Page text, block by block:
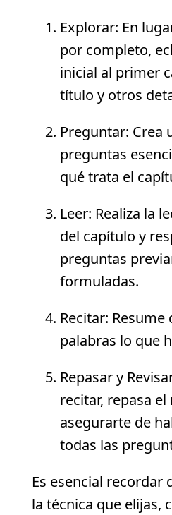
Explorar: En
por completo,
inicial al primer
título y otros
Preguntar: Crea
preguntas
qué trata el
Leer: Realiza la
del capítulo y
preguntas
formuladas.
Recitar:
palabras lo que
Repasar y
recitar, repasa
asegurarte de
todas las
Es esencial recordar
la técnica que elijas,